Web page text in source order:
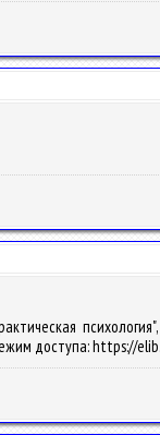
доступа: https://